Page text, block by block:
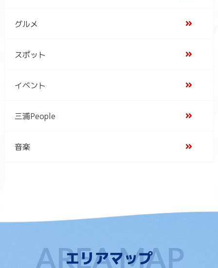
グルメ
スポット
イベント
三浦People
音楽
エリアマップ